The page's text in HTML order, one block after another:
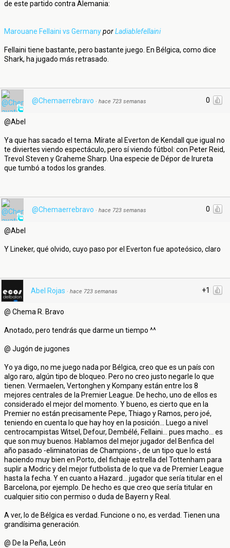
de este partido contra Alemania:
Marouane Fellaini vs GermanyporLadiablefellaini
Fellaini tiene bastante, pero bastante juego. En Bélgica, como dice
Shark, ha jugado más retrasado.
0
@Chemaerrebravo · hace 723 semanas
@Abel
Ya que has sacado el tema. Mírate al Everton de Kendall que igual no
te diviertes viendo espectáculo, pero sí viendo fútbol: con Peter Reid,
Trevol Steven y Graheme Sharp. Una especie de Dépor de Irureta
que tumbó a todos los grandes.
0
@Chemaerrebravo · hace 723 semanas
@Abel
Y Lineker, qué olvido, cuyo paso por el Everton fue apoteósico, claro
+1
Abel Rojas · hace 723 semanas
@ Chema R. Bravo
Anotado, pero tendrás que darme un tiempo ^^
@ Jugón de jugones
Yo ya digo, no me juego nada por Bélgica, creo que es un país con
algo raro, algún tipo de bloqueo. Pero no creo justo negarle lo que
tienen. Vermaelen, Vertonghen y Kompany están entre los 8
mejores centrales de la Premier League. De hecho, uno de ellos es
considerado el mejor del momento. Y bueno, es cierto que en la
Premier no están precisamente Pepe, Thiago y Ramos, pero joé,
teniendo en cuenta lo que hay hoy en la posición... Luego a nivel
centrocampistas Witsel, Defour, Dembélé, Fellaini... pues macho... es
que son muy buenos. Hablamos del mejor jugador del Benfica del
año pasado -eliminatorias de Champions-, de un tipo que lo está
haciendo muy bien en Porto, del fichaje estrella del Tottenham para
suplir a Modric y del mejor futbolista de lo que va de Premier League
hasta la fecha. Y en cuanto a Hazard... jugador que sería titular en el
Barcelona, por ejemplo. De hecho es que creo que sería titular en
cualquier sitio con permiso o duda de Bayern y Real.
A ver, lo de Bélgica es verdad. Funcione o no, es verdad. Tienen una
grandísima generación.
@ De la Peña, León